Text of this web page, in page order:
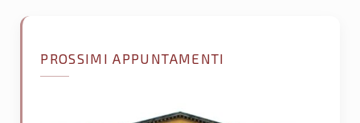
PROSSIMI APPUNTAMENTI